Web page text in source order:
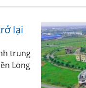
lại
trung
Long